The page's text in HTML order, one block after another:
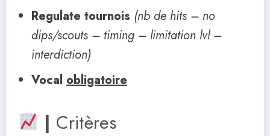
Regulate tournois (nb de hits – no
dips/scouts – timing – limitation lvl –
interdiction)
Vocal obligatoire
| Critères